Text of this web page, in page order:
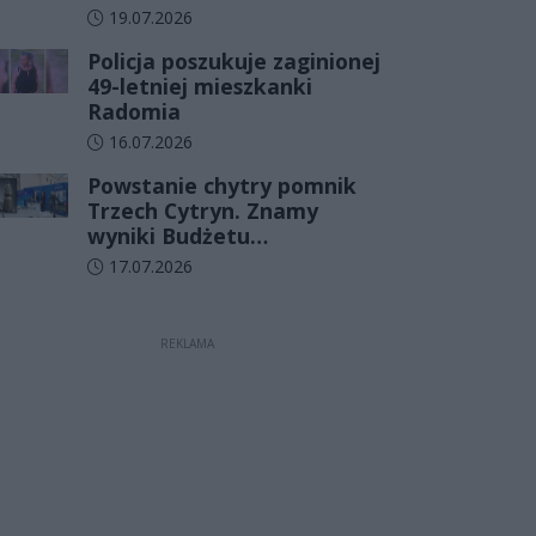
Data dodania artykułu:
19.07.2026
Policja poszukuje zaginionej
49-letniej mieszkanki
Radomia
Data dodania artykułu:
16.07.2026
Powstanie chytry pomnik
Trzech Cytryn. Znamy
wyniki Budżetu
Obywatelskiego 2027
Data dodania artykułu:
17.07.2026
REKLAMA